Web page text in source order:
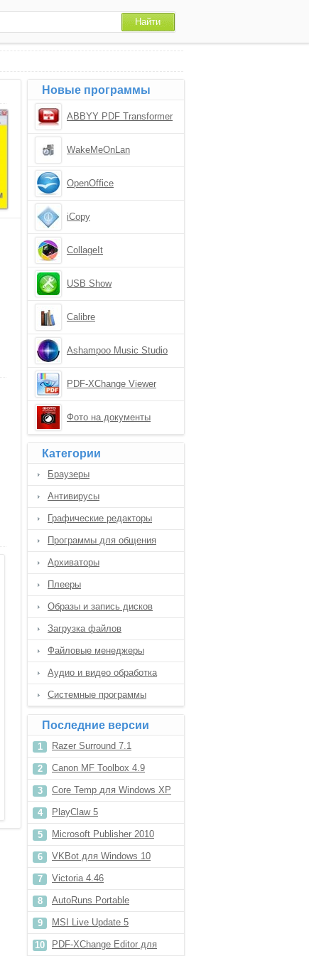
Новые программы
ABBYY PDF Transformer
WakeMeOnLan
OpenOffice
iCopy
CollageIt
USB Show
Calibre
Ashampoo Music Studio
PDF-XChange Viewer
Фото на документы
Категории
Браузеры
Антивирусы
Графические редакторы
Программы для общения
Архиваторы
Плееры
Образы и запись дисков
Загрузка файлов
Файловые менеджеры
Аудио и видео обработка
Системные программы
Последние версии
Razer Surround 7.1
Canon MF Toolbox 4.9
Core Temp для Windows XP
PlayClaw 5
Microsoft Publisher 2010
VKBot для Windows 10
Victoria 4.46
AutoRuns Portable
MSI Live Update 5
PDF-XChange Editor для